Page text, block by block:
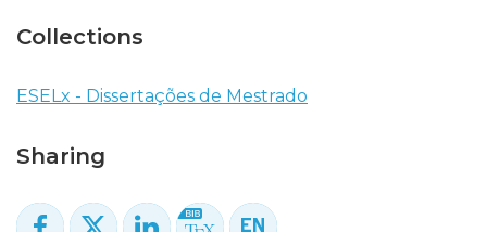
Collections
ESELx - Dissertações de Mestrado
Sharing